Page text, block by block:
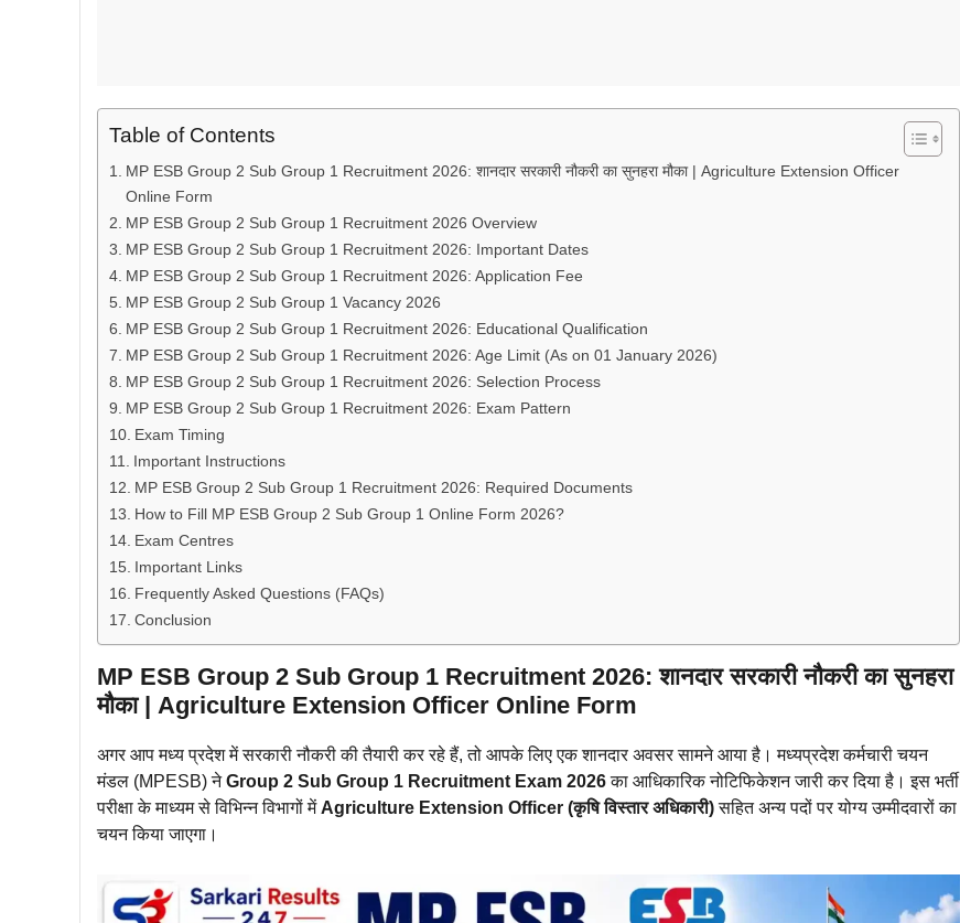
Table of Contents
MP ESB Group 2 Sub Group 1 Recruitment 2026: शानदार सरकारी नौकरी का सुनहरा मौका | Agriculture Extension Officer
Online Form
MP ESB Group 2 Sub Group 1 Recruitment 2026 Overview
MP ESB Group 2 Sub Group 1 Recruitment 2026: Important Dates
MP ESB Group 2 Sub Group 1 Recruitment 2026: Application Fee
MP ESB Group 2 Sub Group 1 Vacancy 2026
MP ESB Group 2 Sub Group 1 Recruitment 2026: Educational Qualification
MP ESB Group 2 Sub Group 1 Recruitment 2026: Age Limit (As on 01 January 2026)
MP ESB Group 2 Sub Group 1 Recruitment 2026: Selection Process
MP ESB Group 2 Sub Group 1 Recruitment 2026: Exam Pattern
Exam Timing
Important Instructions
MP ESB Group 2 Sub Group 1 Recruitment 2026: Required Documents
How to Fill MP ESB Group 2 Sub Group 1 Online Form 2026?
Exam Centres
Important Links
Frequently Asked Questions (FAQs)
Conclusion
MP ESB Group 2 Sub Group 1 Recruitment 2026: शानदार सरकारी नौकरी का सुनहरा
मौका | Agriculture Extension Officer Online Form
अगर आप मध्य प्रदेश में सरकारी नौकरी की तैयारी कर रहे हैं, तो आपके लिए एक शानदार अवसर सामने आया है। मध्यप्रदेश कर्मचारी चयन
मंडल (MPESB) नेGroup 2 Sub Group 1 Recruitment Exam 2026का आधिकारिक नोटिफिकेशन जारी कर दिया है। इस भर्ती
परीक्षा के माध्यम से विभिन्न विभागों में Agriculture Extension Officer (कृषि विस्तार अधिकारी)सहित अन्य पदों पर योग्य उम्मीदवारों का
चयन किया जाएगा।